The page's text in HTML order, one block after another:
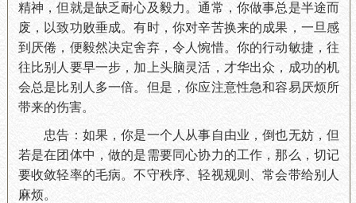
精神，但就是缺乏耐心及毅力。通常，你做事总是半途而
废，以致功败垂成。有时，你对辛苦换来的成果，一旦感
到厌倦，便毅然决定舍弃，令人惋惜。你的行动敏捷，往
往比别人要早一步，加上头脑灵活，才华出众，成功的机
会总是比别人多一倍。但是，你应注意性急和容易厌烦所
带来的伤害。
忠告：如果，你是一个人从事自由业，倒也无妨，但
若是在团体中，做的是需要同心协力的工作，那么，切记
要收敛轻率的毛病。不守秩序、轻视规则、常会带给别人
麻烦。